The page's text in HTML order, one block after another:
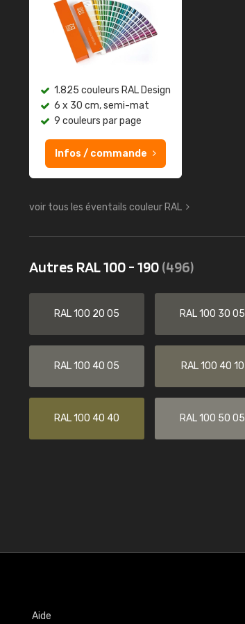
1.825 couleurs RAL Design
6 x 30 cm, semi-mat
9 couleurs par page
Infos / commande
voir tous les éventails couleur RAL
Autres RAL 100 - 190(496)
RAL 100 20 05 RAL 100 30 05
RAL 100 40 05 RAL 100 40 10
RAL 100 40 40 RAL 100 50 05
Aide